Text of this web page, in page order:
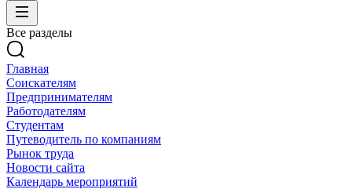
Все разделы
Главная
Соискателям
Предпринимателям
Работодателям
Студентам
Путеводитель по компаниям
Рынок труда
Новости сайта
Календарь мероприятий